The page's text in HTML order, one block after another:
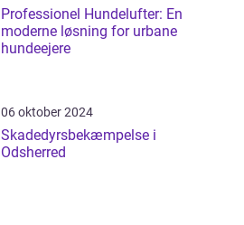
Professionel Hundelufter: En
moderne løsning for urbane
hundeejere
06 oktober 2024
Skadedyrsbekæmpelse i
Odsherred